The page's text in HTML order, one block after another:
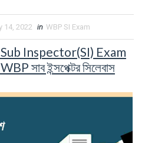
14, 2022 in WBP SI Exam
Inspector(SI) Exam
সাব ইন্সপেক্টর সিলেবাস